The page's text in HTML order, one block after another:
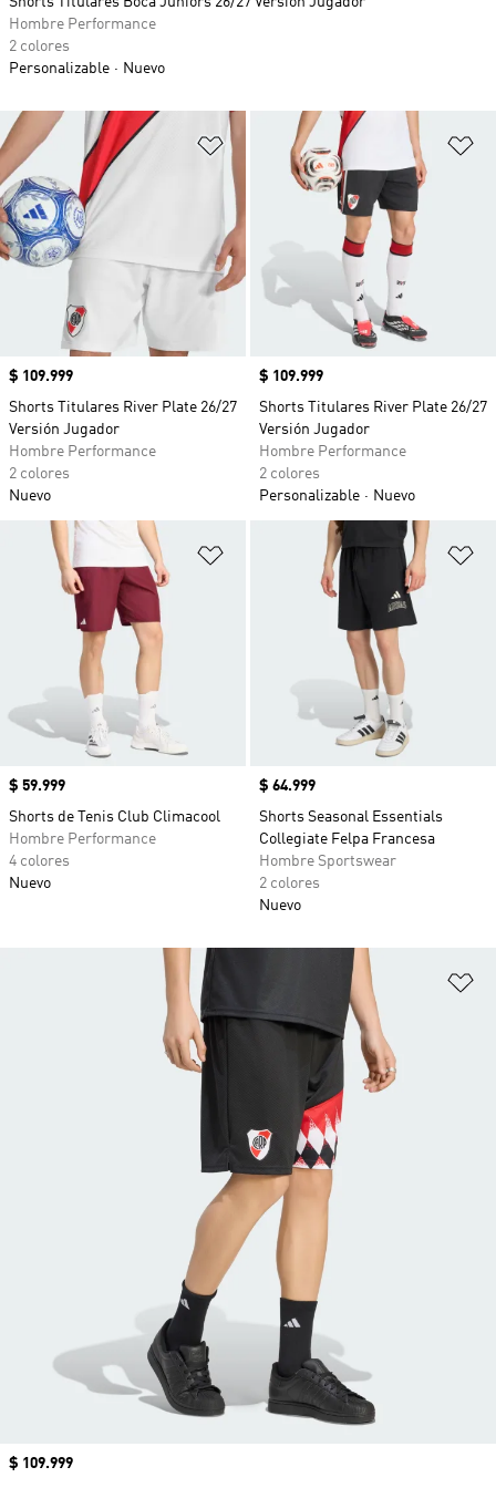
Añadir a la lista de deseos
Precio
$ 109.999
Shorts Titulares River Plate 26/27
Versión Jugador
Hombre Performance
2 colores
Nuevo
Precio
$ 109.999
Shorts Titulares River Plate 26/27
Versión Jugador
Hombre Performance
2 colores
Personalizable
Nuevo
Añadir a la lista de deseos
Precio
$ 59.999
Shorts de Tenis Club Climacool
Hombre Performance
4 colores
Nuevo
Precio
$ 64.999
Shorts Seasonal Essentials
Collegiate Felpa Francesa
Hombre Sportswear
2 colores
Nuevo
Hombre Performance
2 colores
Personalizable
Nuevo
Precio
$ 109.999